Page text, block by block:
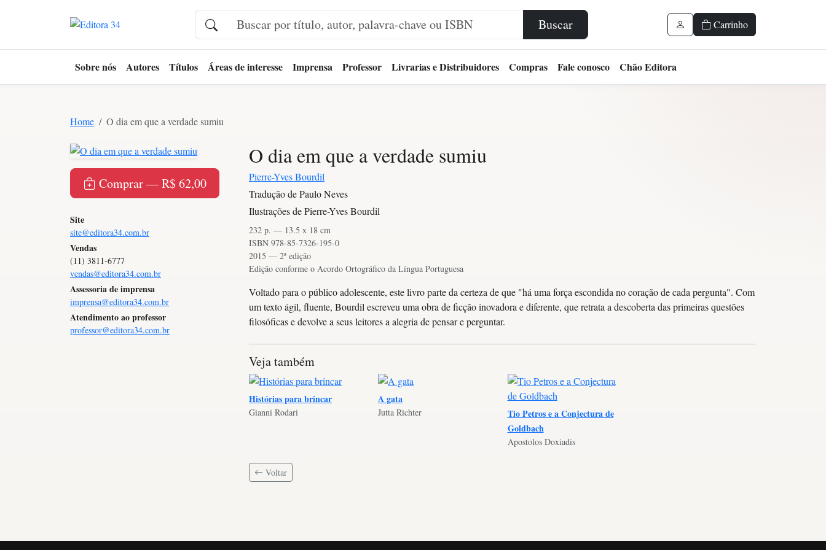
Buscar Carrinho
Sobre nós Autores Títulos Áreas de interesse Imprensa Professor Livrarias e Distribuidores Compras Fale conosco Chão Editora
Home O dia em que a verdade sumiu
Comprar — R$ 62,00
Site
site@editora34.com.br
Vendas
(11) 3811-6777
vendas@editora34.com.br
Assessoria de imprensa
imprensa@editora34.com.br
Atendimento ao professor
professor@editora34.com.br
O dia em que a verdade sumiu
Pierre-Yves Bourdil
Tradução de Paulo Neves
Ilustrações de Pierre-Yves Bourdil
232 p. — 13.5 x 18 cm
ISBN 978-85-7326-195-0
2015 — 2ª edição
Edição conforme o Acordo Ortográfico da Língua Portuguesa
Voltado para o público adolescente, este livro parte da certeza de que "há uma força escondida no coração de cada pergunta". Com
um texto ágil, fluente, Bourdil escreveu uma obra de ficção inovadora e diferente, que retrata a descoberta das primeiras questões
filosóficas e devolve a seus leitores a alegria de pensar e perguntar.
Veja também
Histórias para brincar
Gianni Rodari
A gata
Jutta Richter
Tio Petros e a Conjectura de
Goldbach
Apostolos Doxiadis
Voltar